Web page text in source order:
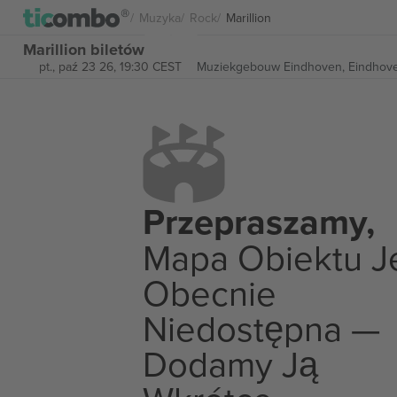
Muzyka Rock Marillion
Marillion biletów
pt., paź 23 26, 19:30 CEST Muziekgebouw Eindhoven,
Przepraszamy,
Mapa Obiektu
Obecnie
Niedostępna —
Dodamy Ją